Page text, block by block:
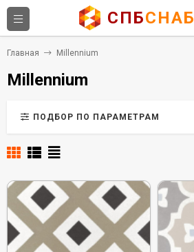
СПБСНАБ
Главная Millennium
Millennium
ПОДБОР ПО ПАРАМЕТРАМ